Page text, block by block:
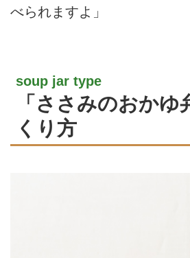
べられますよ」
soup jar type
「ささみのおかゆ
くり方